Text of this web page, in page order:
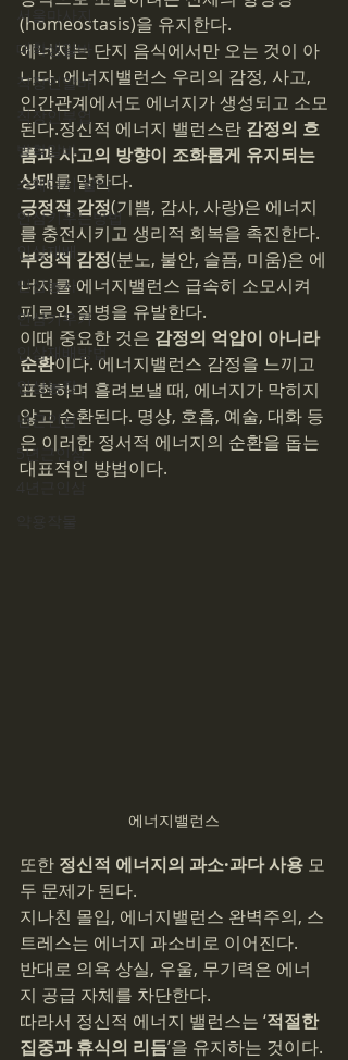
서울마사지
대학생알바
직장인알바
직장인부업
방학알바
스웨디시 알바
인삼키우는방법
인삼재배
인삼농사
인삼키우기
인삼재배방법
인삼농장
년근인삼
5년근인삼
(homeostasis)을 유지한다.
에너지는 단지 음식에서만 오는 것이 아
니다. 에너지밸런스 우리의 감정, 사고,
인간관계에서도 에너지가 생성되고 소모
된다.정신적 에너지 밸런스란 감정의 흐
름과 사고의 방향이 조화롭게 유지되는
상태를 말한다.
긍정적 감정(기쁨, 감사, 사랑)은 에너지
를 충전시키고 생리적 회복을 촉진한다.
부정적 감정(분노, 불안, 슬픔, 미움)은 에
너지를 에너지밸런스 급속히 소모시켜
피로와 질병을 유발한다.
이때 중요한 것은 감정의 억압이 아니라
순환이다. 에너지밸런스 감정을 느끼고
표현하며 흘려보낼 때, 에너지가 막히지
않고 순환된다. 명상, 호흡, 예술, 대화 등
은 이러한 정서적 에너지의 순환을 돕는
대표적인 방법이다.
에너지밸런스
또한 정신적 에너지의 과소·과다 사용 모
두 문제가 된다.
지나친 몰입, 에너지밸런스 완벽주의, 스
트레스는 에너지 과소비로 이어진다.
반대로 의욕 상실, 우울, 무기력은 에너
지 공급 자체를 차단한다.
따라서 정신적 에너지 밸런스는 ‘적절한
집중과 휴식의 리듬’을 유지하는 것이다.